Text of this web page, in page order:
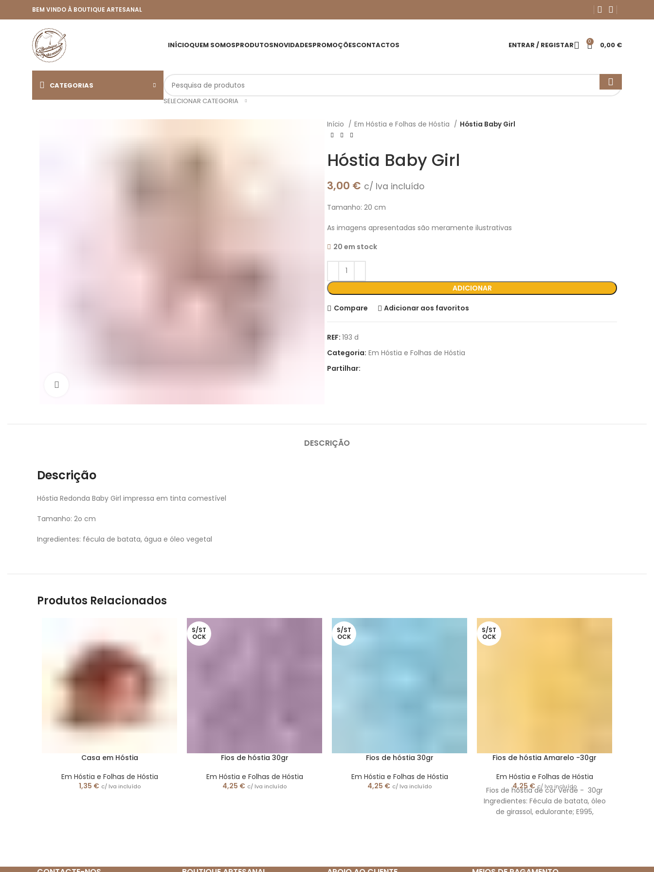
BEM VINDO À BOUTIQUE ARTESANAL
INÍCIOQUEM SOMOSPRODUTOSNOVIDADESPROMOÇÕESCONTACTOS ENTRAR / REGISTAR 0 0,00 €
CATEGORIAS
SELECIONAR CATEGORIA
Início Em Hóstia e Folhas de Hóstia Hóstia Baby Girl
Hóstia Baby Girl
3,00 € c/ Iva incluído
Tamanho: 20 cm
As imagens apresentadas são meramente ilustrativas
20 em stock
ADICIONAR
Compare Adicionar aos favoritos
REF: 193 d
Categoria: Em Hóstia e Folhas de Hóstia
Partilhar:
DESCRIÇÃO
Descrição
Hóstia Redonda Baby Girl impressa em tinta comestível
Tamanho: 2o cm
Ingredientes: fécula de batata, água e óleo vegetal
Produtos Relacionados
Casa em Hóstia
Em Hóstia e Folhas de Hóstia
1,35 € c/ Iva incluído
S/ST
OCK
Fios de hóstia 30gr
Em Hóstia e Folhas de Hóstia
4,25 € c/ Iva incluído
S/ST
OCK
Fios de hóstia 30gr
Em Hóstia e Folhas de Hóstia
4,25 € c/ Iva incluído
S/ST
OCK
Fios de hóstia Amarelo -30gr
Em Hóstia e Folhas de Hóstia
4,25 € c/ Iva incluído
Fios de hóstia de cor Verde - 30gr
Ingredientes: Fécula de batata, óleo
de girassol, edulorante; E995,
Ingredientes